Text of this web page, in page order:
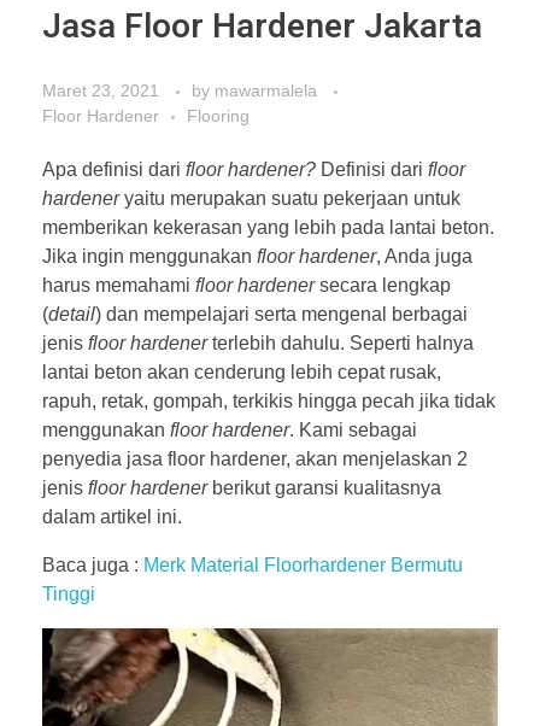
Jasa Floor Hardener Jakarta
Maret 23, 2021 by mawarmalela
Floor Hardener
Flooring
Apa definisi dari floor hardener? Definisi dari floor
hardeneryaitu merupakan suatu pekerjaan untuk
memberikan kekerasan yang lebih pada lantai beton.
Jika ingin menggunakan floor hardener, Anda juga
harus memahami floor hardenersecara lengkap
(detail) dan mempelajari serta mengenal berbagai
jenis floor hardenerterlebih dahulu. Seperti halnya
lantai beton akan cenderung lebih cepat rusak,
rapuh, retak, gompah, terkikis hingga pecah jika tidak
menggunakan floor hardener. Kami sebagai
penyedia jasa floor hardener, akan menjelaskan 2
jenis floor hardenerberikut garansi kualitasnya
dalam artikel ini.
Baca juga : Merk Material Floorhardener Bermutu
Tinggi